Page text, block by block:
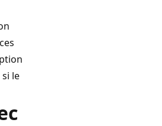
le